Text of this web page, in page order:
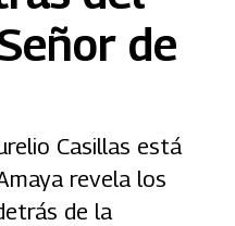
de
Casillas está
revela los
de la